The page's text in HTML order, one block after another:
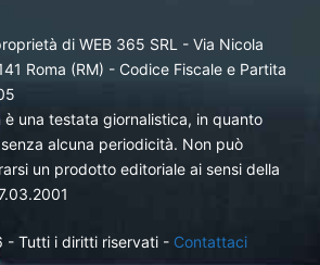
di WEB 365 SRL - Via Nicola
Roma (RM) - Codice Fiscale e Partita
è una testata giornalistica, in quanto
alcuna periodicità. Non può
un prodotto editoriale ai sensi della
Tutti i diritti riservati - Contattaci